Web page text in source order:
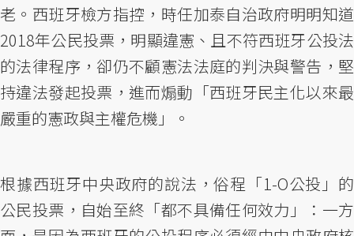
老。西班牙檢方指控，時任加泰自治政府明明知道
2018年公民投票，明顯違憲、且不符西班牙公投法
的法律程序，卻仍不顧憲法法庭的判決與警告，堅
持違法發起投票，進而煽動「西班牙民主化以來最
嚴重的憲政與主權危機」。
根據西班牙中央政府的說法，俗程「1-O公投」的
公民投票，自始至終「都不具備任何效力」：一方